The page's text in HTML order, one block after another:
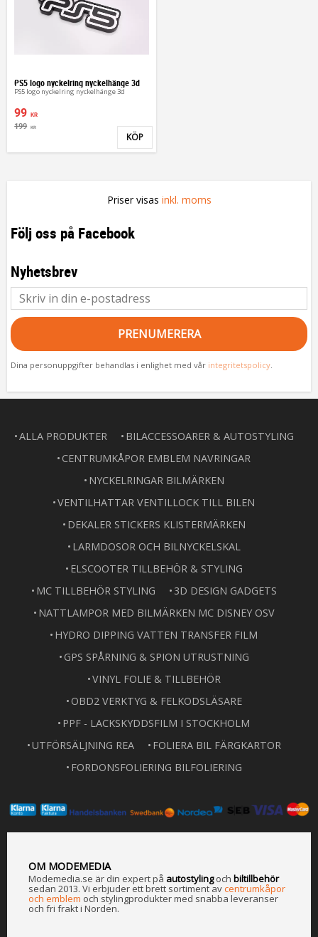
PS5 logo nyckelring nyckelhänge 3d
PS5 logo nyckelring nyckelhänge 3d
99 KR
199 KR
Lägg till i favoriter
KÖP
Priser visas inkl. moms
Följ oss på Facebook
Nyhetsbrev
PRENUMERERA
Dina personuppgifter behandlas i enlighet med vår integritetspolicy.
ALLA PRODUKTER
BILACCESSOARER & AUTOSTYLING
CENTRUMKÅPOR EMBLEM NAVRINGAR
NYCKELRINGAR BILMÄRKEN
VENTILHATTAR VENTILLOCK TILL BILEN
DEKALER STICKERS KLISTERMÄRKEN
LARMDOSOR OCH BILNYCKELSKAL
ELSCOOTER TILLBEHÖR & STYLING
MC TILLBEHÖR STYLING
3D DESIGN GADGETS
NATTLAMPOR MED BILMÄRKEN MC DISNEY OSV
HYDRO DIPPING VATTEN TRANSFER FILM
GPS SPÅRNING & SPION UTRUSTNING
VINYL FOLIE & TILLBEHÖR
OBD2 VERKTYG & FELKODSLÄSARE
PPF - LACKSKYDDSFILM I STOCKHOLM
UTFÖRSÄLJNING REA
FOLIERA BIL FÄRGKARTOR
FORDONSFOLIERING BILFOLIERING
OM MODEMEDIA
Modemedia.se är din expert på autostylingoch biltillbehör
sedan 2013. Vi erbjuder ett brett sortiment avcentrumkåpor
och emblem och stylingprodukter med snabba leveranser
och fri frakt i Norden.